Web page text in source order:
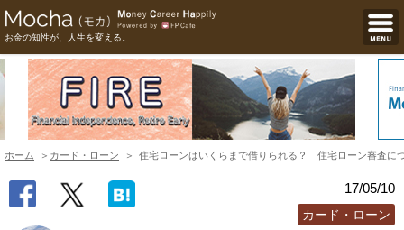
お金の知性が、人生を変える。
ホーム カード・ローン 住宅ローンはいくらまで借りられる？ 住宅ローン審査に
17/05/10
カード・ローン